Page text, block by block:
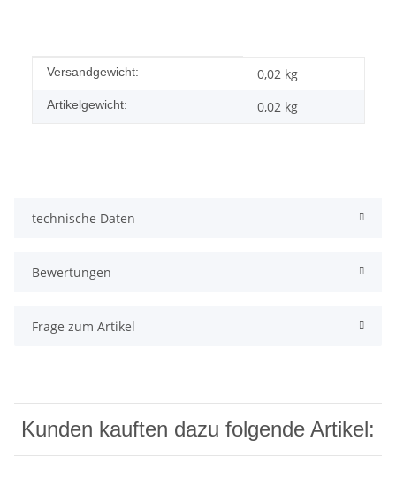
Produkteigenschaft
Wert
Versandgewicht: 0,02 kg
Artikelgewicht: 0,02 kg
technische Daten
Bewertungen
Frage zum Artikel
Kunden kauften dazu folgende Artikel: